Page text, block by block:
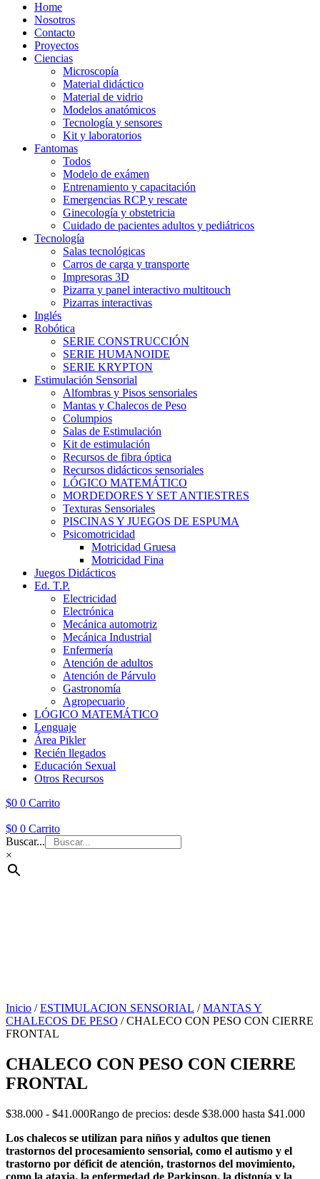
Home
Nosotros
Contacto
Proyectos
Ciencias
Microscopía
Material didáctico
Material de vidrio
Modelos anatómicos
Tecnología y sensores
Kit y laboratorios
Fantomas
Todos
Modelo de exámen
Entrenamiento y capacitación
Emergencias RCP y rescate
Ginecología y obstetricia
Cuidado de pacientes adultos y pediátricos
Tecnología
Salas tecnológicas
Carros de carga y transporte
Impresoras 3D
Pizarra y panel interactivo multitouch
Pizarras interactivas
Inglés
Robótica
SERIE CONSTRUCCIÓN
SERIE HUMANOIDE
SERIE KRYPTON
Estimulación Sensorial
Alfombras y Pisos sensoriales
Mantas y Chalecos de Peso
Columpios
Salas de Estimulación
Kit de estimulación
Recursos de fibra óptica
Recursos didácticos sensoriales
LÓGICO MATEMÁTICO
MORDEDORES Y SET ANTIESTRES
Texturas Sensoriales
PISCINAS Y JUEGOS DE ESPUMA
Psicomotricidad
Motricidad Gruesa
Motricidad Fina
Juegos Didácticos
Ed. T.P.
Electricidad
Electrónica
Mecánica automotriz
Mecánica Industrial
Enfermería
Atención de adultos
Atención de Párvulo
Gastronomía
Agropecuario
LÓGICO MATEMÁTICO
Lenguaje
Área Pikler
Recién llegados
Educación Sexual
Otros Recursos
$0 0 Carrito
$0 0 Carrito
Buscar...
×
Inicio /ESTIMULACION SENSORIAL /MANTAS Y
CHALECOS DE PESO / CHALECO CON PESO CON CIERRE
FRONTAL
CHALECO CON PESO CON CIERRE
FRONTAL
$38.000 - $41.000Rango de precios: desde $38.000 hasta $41.000
Los chalecos se utilizan para niños y adultos que tienen
trastornos del procesamiento sensorial, como el autismo y el
trastorno por déficit de atención, trastornos del movimiento,
como la ataxia, la enfermedad de Parkinson, la distonía y la